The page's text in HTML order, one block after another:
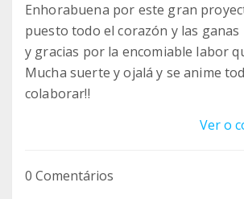
demostrado que el método CER es
ético y efectivo de control, por eso
queremos ser parte de la solución.
gatos, si queréis ver cómo ganan
vida y salud, apoyar los proyectos
pueblos y ciudades, es la mejor
autoridades y ayuntamientos de
también queréis formar parte de
Enhorabuena por este gran
puesto todo el corazón y las ganas
y gracias por la encomiable labor
Mucha suerte y ojalá y se anime
colaborar!!
Ver o
0 Comentários